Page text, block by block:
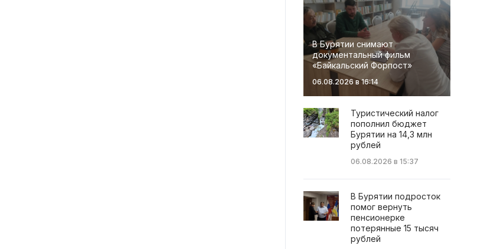
В Бурятии снимают
документальный фильм
«Байкальский Форпост»
06.08.2026 в 16:14
Туристический налог
пополнил бюджет
Бурятии на 14,3 млн
рублей
06.08.2026 в 15:37
В Бурятии подросток
помог вернуть
пенсионерке
потерянные 15 тысяч
рублей